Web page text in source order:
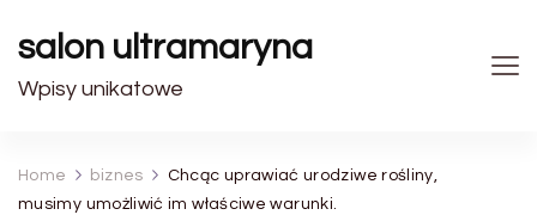
salon ultramaryna
Wpisy unikatowe
Home biznes
Chcąc uprawiać urodziwe rośliny,
musimy umożliwić im właściwe warunki.